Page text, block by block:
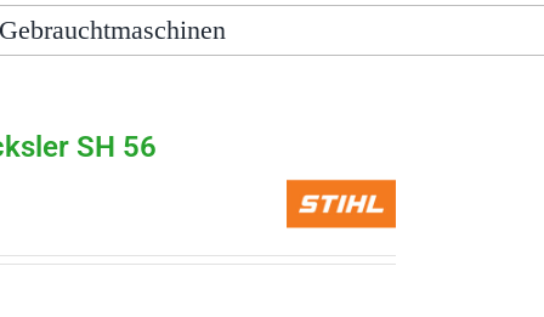
Gebrauchtmaschinen
SH 56